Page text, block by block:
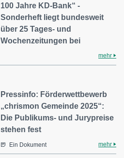
100 Jahre KD-Bank“ -
Sonderheft liegt bundesweit
über 25 Tages- und
Wochenzeitungen bei
mehr
Pressinfo: Förderwettbewerb
„chrismon Gemeinde 2025“:
Die Publikums- und Jurypreise
stehen fest
Ein Dokument mehr